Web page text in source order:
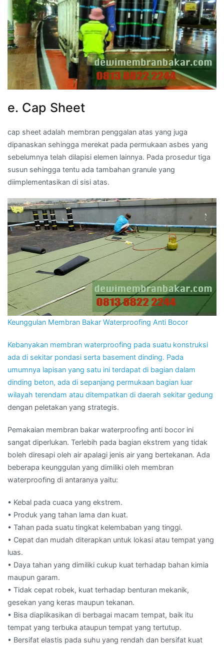
e. Cap Sheet
cap sheet adalah membran penggalan atas yang juga
dipanaskan sehingga merekat pada permukaan asbes yang
sebelumnya telah dilapisi elemen lainnya. Pada prosedur tiga
susun sehingga tentu ada tambahan granule yang
diimplementasikan di sisi atas.
Keunggulan Membran Bakar Waterproofing Anti Bocor
Kebanyakan membran waterproofing pada suatu konstruksi
ada di sekitar pondasi serta basement dinding. Pada
umumnya lapisan yang satu ini terdapat di bagian dalam
dinding beton, ada di sepanjang permukaan bagian luar
wilayah terendam atau ditempatkan di daerah sekitar gedung
dengan peletakan yang strategis.
Pemakaian membran bakar waterproofing anti bocor ini
sangat diperlukan. Terlebih pada bagian ekstrem yang tidak
boleh diresapi oleh air apalagi jenis air yang bertekanan. Ada
beberapa keunggulan yang dimiliki oleh membran
waterproofing di antaranya yaitu:
• Kebal pada cuaca yang ekstrem.
• Produk yang tahan lama dan kuat.
• Tahan pada suatu tingkat kelembaban yang tinggi.
• Cepat dan mudah diterapkan untuk lokasi atau tempat yang
luas.
• Daya tahan yang dimiliki cukup kuat terhadap bahan kimia
maupun garam.
• Tidak cepat robek, kuat terhadap benturan mekanik,
gesekan yang keras maupun tekanan.
• Bisa diaplikasikan di berbagai macam tempat, baik itu
tempat yang terbuka ataupun tempat yang tertutup.
• Bersifat elastis pada suhu yang rendah dan bersifat kuat